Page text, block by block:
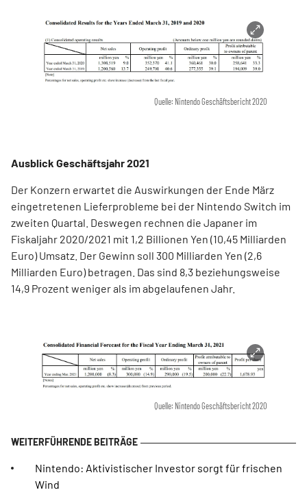
Quelle: Nintendo Geschäftsbericht 2020
Ausblick Geschäftsjahr 2021
Der Konzern erwartet die Auswirkungen der Ende März
eingetretenen Lieferprobleme bei der Nintendo Switch im
zweiten Quartal. Deswegen rechnen die Japaner im
Fiskaljahr 2020/2021 mit 1,2 Billionen Yen (10,45 Milliarden
Euro) Umsatz. Der Gewinn soll 300 Milliarden Yen (2,6
Milliarden Euro) betragen. Das sind 8,3 beziehungsweise
14,9 Prozent weniger als im abgelaufenen Jahr.
Quelle: Nintendo Geschäftsbericht 2020
Nintendo: Aktivistischer Investor sorgt für frischen
Wind